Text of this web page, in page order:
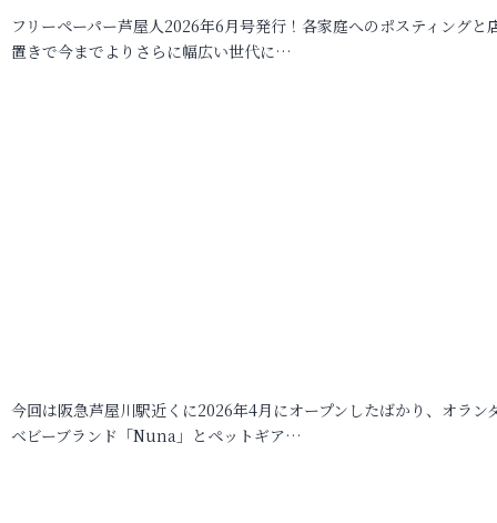
フリーペーパー芦屋人2026年6月号発行！各家庭へのポスティングと
置きで今までよりさらに幅広い世代に…
今回は阪急芦屋川駅近くに2026年4月にオープンしたばかり、オラン
ベビーブランド「Nuna」とペットギア…